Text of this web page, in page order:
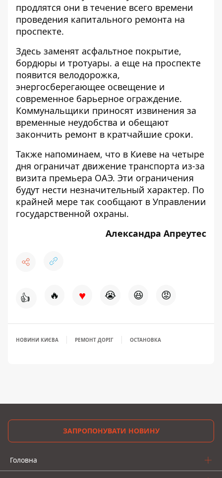
продлятся они в течение всего времени
проведения капитального ремонта на
проспекте.
Здесь заменят асфальтное покрытие,
бордюры и тротуары. а еще на проспекте
появится велодорожка,
энергосберегающее освещение и
современное барьерное ограждение.
Коммунальщики приносят извинения за
временные неудобства и обещают
закончить ремонт в кратчайшие сроки.
Также напоминаем, что в Киеве на четыре
дня ограничат движение транспорта из-за
визита премьера ОАЭ. Эти ограничения
будут нести незначительный характер. По
крайней мере так сообщают в Управлении
государственной охраны.
Александра Апреутес
👍 🔥 ♥ 😭 😆 😡
НОВИНИ КИЄВА РЕМОНТ ДОРІГ ОСТАНОВКА
ЗАПРОПОНУВАТИ НОВИНУ
Головна